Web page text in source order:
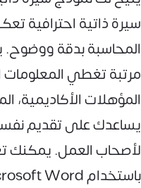
سيرة ذاتية احترافية
المحاسبة بدقة
مرتبة تغطي المعلومات
المؤهلات الأكاديمية،
يساعدك على تقديم
لأصحاب العمل. يمكنك